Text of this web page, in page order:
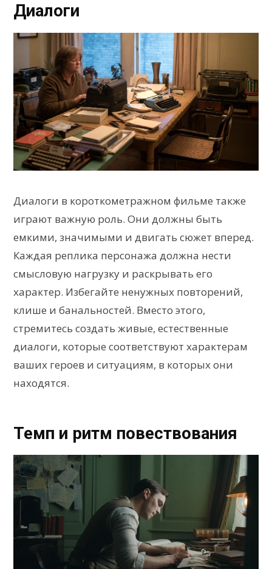
Диалоги
Диалоги в короткометражном фильме также
играют важную роль. Они должны быть
емкими, значимыми и двигать сюжет вперед.
Каждая реплика персонажа должна нести
смысловую нагрузку и раскрывать его
характер. Избегайте ненужных повторений,
клише и банальностей. Вместо этого,
стремитесь создать живые, естественные
диалоги, которые соответствуют характерам
ваших героев и ситуациям, в которых они
находятся.
Темп и ритм повествования